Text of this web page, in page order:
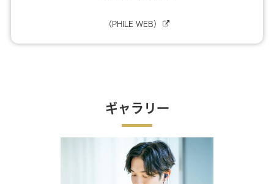
（PHILE WEB）
ギャラリー